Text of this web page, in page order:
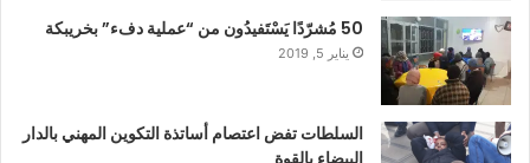
50 مُشرّدًا يَسْتَفيدُون من “عملية دفء” بخريبكة
يناير 5, 2019
السلطات تفض اعتصام أساتذة التكوين المهني بالدار